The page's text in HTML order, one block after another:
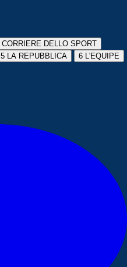
CORRIERE DELLO SPORT
5 LA REPUBBLICA 6 L'EQUIPE